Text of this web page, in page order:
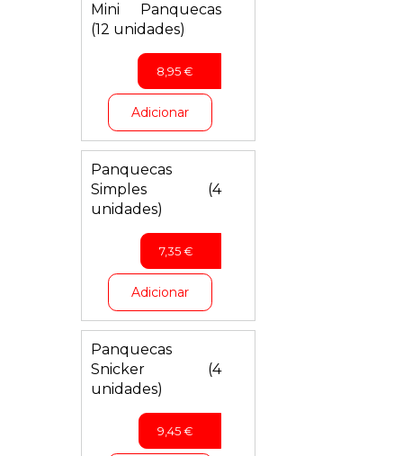
Mini Panquecas
(12 unidades)
8,95€
Adicionar
Panquecas
Simples (4
unidades)
7,35€
Adicionar
Panquecas
Snicker (4
unidades)
9,45€